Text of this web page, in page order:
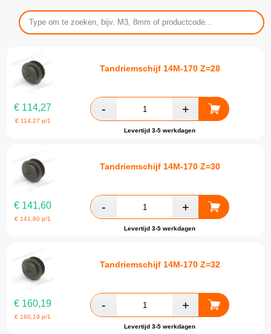
Tandriemschijf 14M-170 Z=28
€ 114,27
€ 114,27 p/1
Levertijd 3-5 werkdagen
Tandriemschijf 14M-170 Z=30
€ 141,60
€ 141,60 p/1
Levertijd 3-5 werkdagen
Tandriemschijf 14M-170 Z=32
€ 160,19
€ 160,19 p/1
Levertijd 3-5 werkdagen